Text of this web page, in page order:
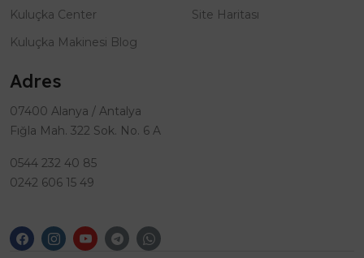
Kuluçka Center
Kuluçka Makinesi Blog
Site Haritası
Adres
07400 Alanya / Antalya
Fığla Mah. 322 Sok. No. 6 A
0544 232 40 85
0242 606 15 49